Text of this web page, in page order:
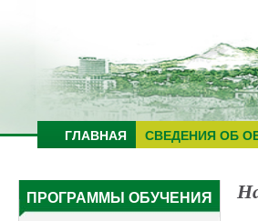
ГЛАВНАЯ СВЕДЕНИЯ ОБ
ПРОГРАММЫ ОБУЧЕНИЯ